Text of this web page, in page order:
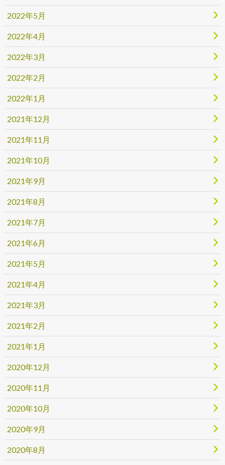
2022年5月
2022年4月
2022年3月
2022年2月
2022年1月
2021年12月
2021年11月
2021年10月
2021年9月
2021年8月
2021年7月
2021年6月
2021年5月
2021年4月
2021年3月
2021年2月
2021年1月
2020年12月
2020年11月
2020年10月
2020年9月
2020年8月